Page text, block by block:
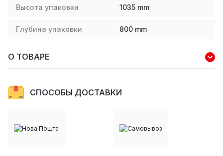
Высота упаковки 1035 mm
Глубина упаковки 800 mm
О ТОВАРЕ
СПОСОБЫ ДОСТАВКИ